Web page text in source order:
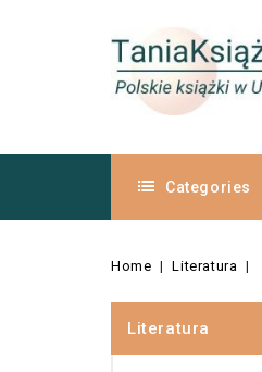
Categories
Home Literatura
Literatura